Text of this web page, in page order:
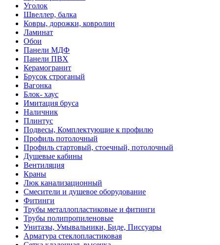
Уголок
Швеллер, балка
Ковры, дорожки, ковролин
Ламинат
Обои
Панели МДФ
Панели ПВХ
Керамогранит
Брусок строганый
Вагонка
Блок- хаус
Имитация бруса
Наличник
Плинтус
Подвесы, Комплектующие к профилю
Профиль потолочный
Профиль стартовый, стоечный, потолочный
Душевые кабины
Вентиляция
Краны
Люк канализационный
Смесители и душевое оборудование
Фитинги
Трубы металлопластиковые и фитинги
Трубы полипропиленовые
Унитазы, Умывальники, Биде, Писсуары
Арматура стеклопластиковая